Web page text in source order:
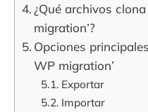
¿Qué archivos
migration’?
Opciones
WP migration’
Exportar
Importar